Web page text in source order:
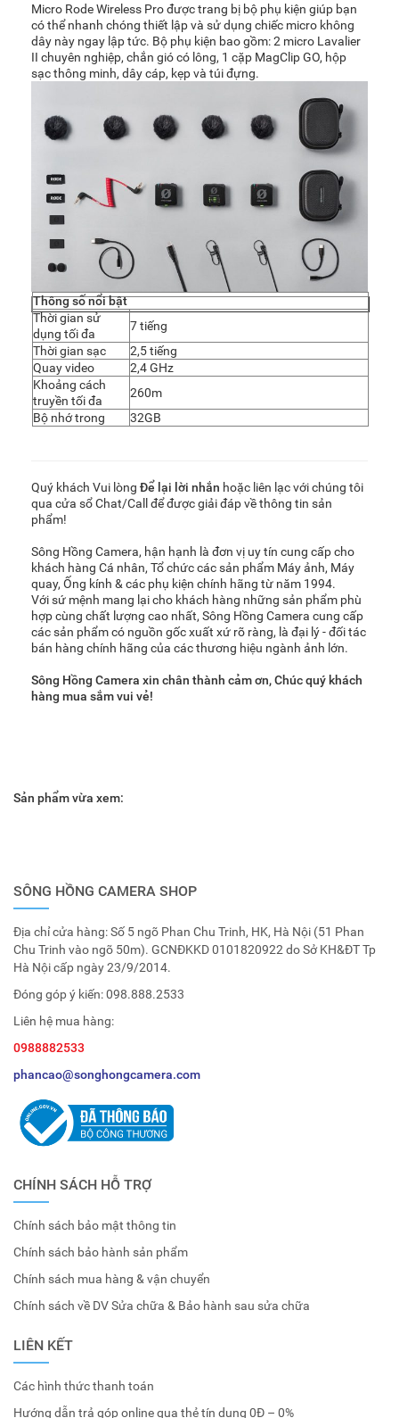
Micro Rode Wireless Pro được trang bị bộ phụ kiện giúp bạn
có thể nhanh chóng thiết lập và sử dụng chiếc micro không
dây này ngay lập tức. Bộ phụ kiện bao gồm: 2 micro Lavalier
II chuyên nghiệp, chắn gió có lông, 1 cặp MagClip GO, hộp
sạc thông minh, dây cáp, kẹp và túi đựng.
Thông số nổi bật
Thời gian sử
dụng tối đa
7 tiếng
Thời gian sạc
2,5 tiếng
Quay video
2,4 GHz
Khoảng cách
truyền tối đa
260m
Bộ nhớ trong
32GB
Quý khách Vui lòng Để lại lời nhắn hoặc liên lạc với chúng tôi
qua cửa sổ Chat/Call để được giải đáp về thông tin sản
phẩm!
Sông Hồng Camera, hận hạnh là đơn vị uy tín cung cấp cho
khách hàng Cá nhân, Tổ chức các sản phẩm Máy ảnh, Máy
quay, Ống kính & các phụ kiện chính hãng từ năm 1994.
Với sứ mệnh mang lại cho khách hàng những sản phẩm phù
hợp cùng chất lượng cao nhất, Sông Hồng Camera cung cấp
các sản phẩm có nguồn gốc xuất xứ rõ ràng, là đại lý - đối tác
bán hàng chính hãng của các thương hiệu ngành ảnh lớn.
Sông Hồng Camera xin chân thành cảm ơn, Chúc quý khách
hàng mua sắm vui vẻ!
Sản phẩm vừa xem:
SÔNG HỒNG CAMERA SHOP
Địa chỉ cửa hàng: Số 5 ngõ Phan Chu Trinh, HK, Hà Nội (51 Phan
Chu Trinh vào ngõ 50m). GCNĐKKD 0101820922 do Sở KH&ĐT Tp
Hà Nội cấp ngày 23/9/2014.
Đóng góp ý kiến:098.888.2533
Liên hệ mua hàng:
0988882533
phancao@songhongcamera.com
CHÍNH SÁCH HỖ TRỢ
Chính sách bảo mật thông tin
Chính sách bảo hành sản phẩm
Chính sách mua hàng & vận chuyển
Chính sách về DV Sửa chữa & Bảo hành sau sửa chữa
LIÊN KẾT
Các hình thức thanh toán
Hướng dẫn trả góp online qua thẻ tín dụng 0Đ – 0%